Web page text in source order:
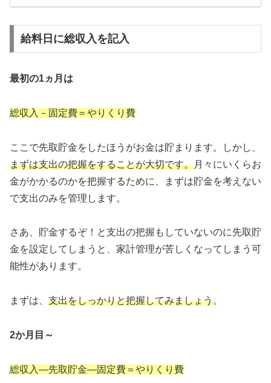
給料日に総収入を記入
最初の1ヵ月は
総収入－固定費＝やりくり費
ここで先取貯金をしたほうがお金は貯まります。しかし、
まずは支出の把握をすることが大切です。月々にいくらお
金がかかるのかを把握するために、まずは貯金を考えない
で支出のみを管理します。
さあ、貯金するぞ！と支出の把握もしていないのに先取貯
金を設定してしまうと、家計管理が苦しくなってしまう可
能性があります。
まずは、 支出をしっかりと把握してみましょう。
2か月目～
総収入―先取貯金―固定費＝やりくり費